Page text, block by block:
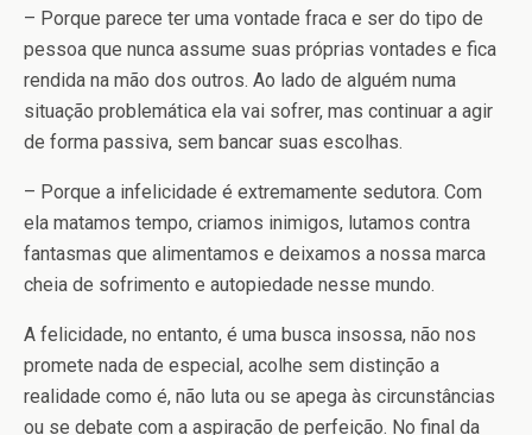
– Porque parece ter uma vontade fraca e ser do tipo de
pessoa que nunca assume suas próprias vontades e fica
rendida na mão dos outros. Ao lado de alguém numa
situação problemática ela vai sofrer, mas continuar a agir
de forma passiva, sem bancar suas escolhas.
– Porque a infelicidade é extremamente sedutora. Com
ela matamos tempo, criamos inimigos, lutamos contra
fantasmas que alimentamos e deixamos a nossa marca
cheia de sofrimento e autopiedade nesse mundo.
A felicidade, no entanto, é uma busca insossa, não nos
promete nada de especial, acolhe sem distinção a
realidade como é, não luta ou se apega às circunstâncias
ou se debate com a aspiração de perfeição. No final da